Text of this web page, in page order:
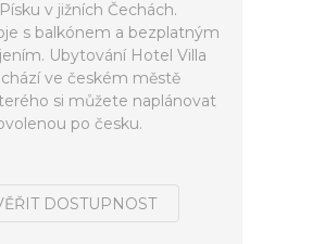
v jižních Čechách.
s balkónem a bezplatným
Ubytování Hotel Villa
ve českém městě
si můžete naplánovat
po česku.
DOSTUPNOST